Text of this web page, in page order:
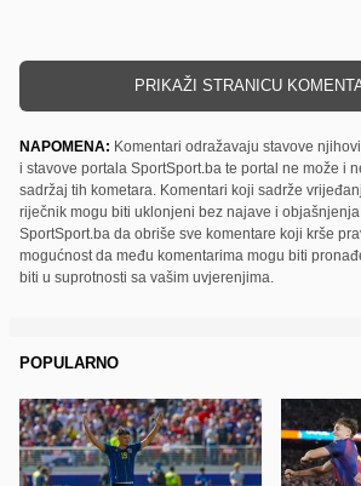
PRIKAŽI STRANICU
NAPOMENA: Komentari odražavaju stavove
i stavove portala SportSport.ba te portal ne može i
sadržaj tih kometara. Komentari koji sadrže
riječnik mogu biti uklonjeni bez najave i
SportSport.ba da obriše sve komentare koji krše
mogućnost da među komentarima mogu biti
biti u suprotnosti sa vašim uvjerenjima.
POPULARNO